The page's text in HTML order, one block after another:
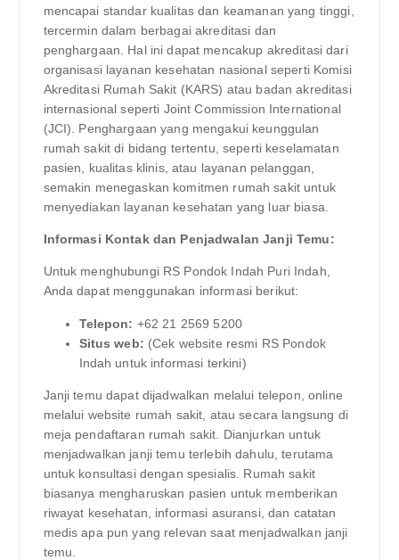
mencapai standar kualitas dan keamanan yang tinggi,
tercermin dalam berbagai akreditasi dan
penghargaan. Hal ini dapat mencakup akreditasi dari
organisasi layanan kesehatan nasional seperti Komisi
Akreditasi Rumah Sakit (KARS) atau badan akreditasi
internasional seperti Joint Commission International
(JCI). Penghargaan yang mengakui keunggulan
rumah sakit di bidang tertentu, seperti keselamatan
pasien, kualitas klinis, atau layanan pelanggan,
semakin menegaskan komitmen rumah sakit untuk
menyediakan layanan kesehatan yang luar biasa.
Informasi Kontak dan Penjadwalan Janji Temu:
Untuk menghubungi RS Pondok Indah Puri Indah,
Anda dapat menggunakan informasi berikut:
Telepon: +62 21 2569 5200
Situs web: (Cek website resmi RS Pondok
Indah untuk informasi terkini)
Janji temu dapat dijadwalkan melalui telepon, online
melalui website rumah sakit, atau secara langsung di
meja pendaftaran rumah sakit. Dianjurkan untuk
menjadwalkan janji temu terlebih dahulu, terutama
untuk konsultasi dengan spesialis. Rumah sakit
biasanya mengharuskan pasien untuk memberikan
riwayat kesehatan, informasi asuransi, dan catatan
medis apa pun yang relevan saat menjadwalkan janji
temu.